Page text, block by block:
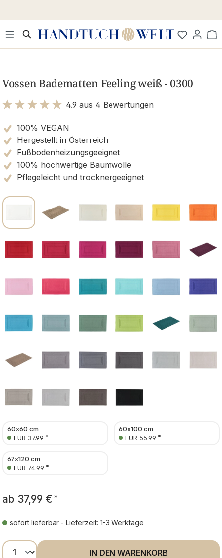
Vossen Badematten Feeling weiß - 0300
4.9 aus 4 Bewertungen
100% VEGAN
Hergestellt in Österreich
Fußbodenheizungsgeeignet
100% hochwertige Baumwolle
Pflegeleicht und trocknergeeignet
60x60 cm
EUR 37.99 *
60x100 cm
EUR 55.99 *
67x120 cm
EUR 74.99 *
ab 37,99 € *
sofort lieferbar - Lieferzeit: 1-3 Werktage
Produkt Anzahl: Gib den gewünschten
IN DEN WARENKORB